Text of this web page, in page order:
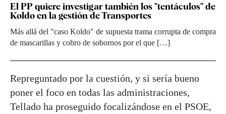
El PP quiere investigar también los "tentáculos" de
Koldo en la gestión de Transportes
Más allá del "caso Koldo" de supuesta trama corrupta de compra
de mascarillas y cobro de sobornos por el que […]
Repreguntado por la cuestión, y si sería bueno
poner el foco en todas las administraciones,
Tellado ha proseguido focalizándose en el PSOE,